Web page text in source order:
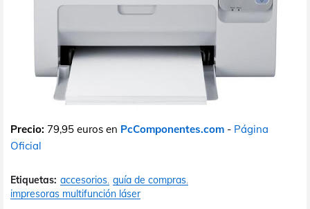
Precio: 79,95 euros en PcComponentes.com - Página
Oficial
Etiquetas: accesorios guía de compras
impresoras multifunción láser